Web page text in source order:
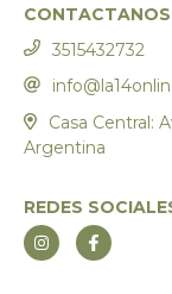
CONTACTANOS
3515432732
Casa Central:
Argentina
REDES